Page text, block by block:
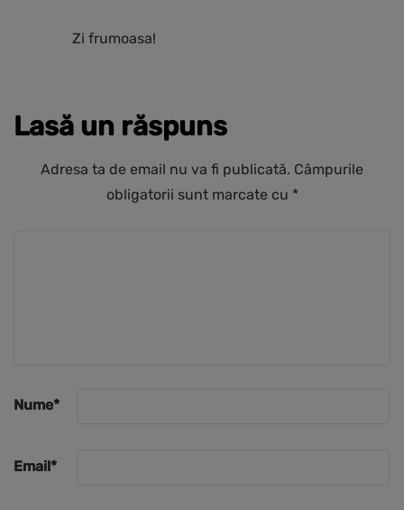
Zi frumoasa!
Lasă un răspuns
Adresa ta de email nu va fi publicată. Câmpurile
obligatorii sunt marcate cu *
Nume*
Email *